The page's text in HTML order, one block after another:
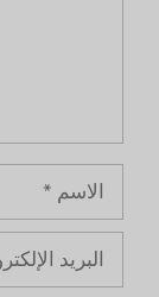
الاسم
البريد
الإلكتروني